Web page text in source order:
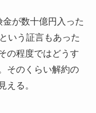
が数十億円入った
いう証言もあった
の程度ではどうす
そのくらい解約の
える。